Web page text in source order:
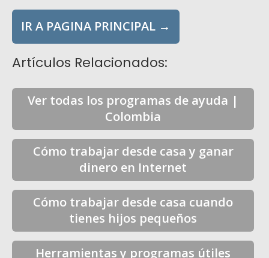
IR A PAGINA PRINCIPAL →
Artículos Relacionados:
Ver todas los programas de ayuda |
Colombia
Cómo trabajar desde casa y ganar
dinero en Internet
Cómo trabajar desde casa cuando
tienes hijos pequeños
Herramientas y programas útiles